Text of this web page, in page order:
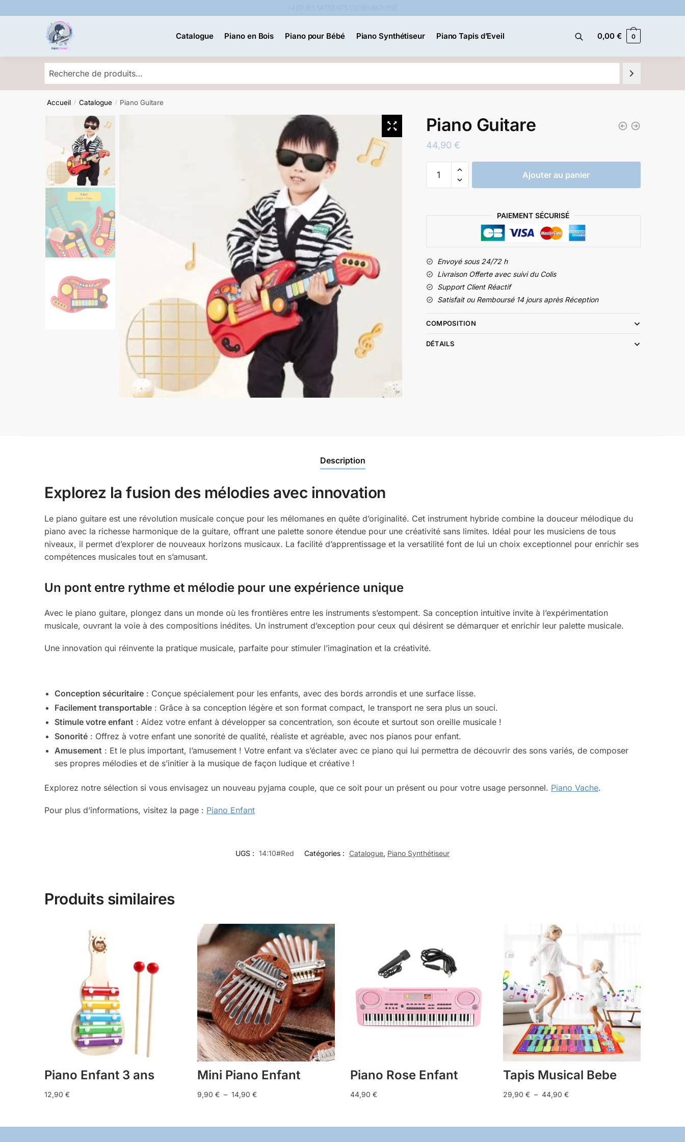
to
to
Catalogue Piano en Bois Piano pour Bébé Piano Synthétiseur Piano Tapis d’Eveil 0,00€ 0
Accueil / Catalogue / Piano Guitare
Piano Guitare
44,90 €
Ajouter au panier
PAIEMENT SÉCURISÉ
Envoyé sous 24/72 h
Livraison Offerte avec suivi du Colis
Support Client Réactif
Satisfait ou Remboursé 14 jours après Réception
COMPOSITION
DÉTAILS
Description
Explorez la fusion des mélodies avec innovation
Le piano guitare est une révolution musicale conçue pour les mélomanes en quête d’originalité. Cet instrument hybride combine la douceur mélodique du
piano avec la richesse harmonique de la guitare, offrant une palette sonore étendue pour une créativité sans limites. Idéal pour les musiciens de tous
niveaux, il permet d’explorer de nouveaux horizons musicaux. La facilité d’apprentissage et la versatilité font de lui un choix exceptionnel pour enrichir ses
compétences musicales tout en s’amusant.
Un pont entre rythme et mélodie pour une expérience unique
Avec le piano guitare, plongez dans un monde où les frontières entre les instruments s’estompent. Sa conception intuitive invite à l’expérimentation
musicale, ouvrant la voie à des compositions inédites. Un instrument d’exception pour ceux qui désirent se démarquer et enrichir leur palette musicale.
Une innovation qui réinvente la pratique musicale, parfaite pour stimuler l’imagination et la créativité.
Conception sécuritaire : Conçue spécialement pour les enfants, avec des bords arrondis et une surface lisse.
Facilement transportable : Grâce à sa conception légère et son format compact, le transport ne sera plus un souci.
Stimule votre enfant : Aidez votre enfant à développer sa concentration, son écoute et surtout son oreille musicale !
Sonorité : Offrez à votre enfant une sonorité de qualité, réaliste et agréable, avec nos pianos pour enfant.
Amusement : Et le plus important, l’amusement ! Votre enfant va s’éclater avec ce piano qui lui permettra de découvrir des sons variés, de composer
ses propres mélodies et de s’initier à la musique de façon ludique et créative !
Explorez notre sélection si vous envisagez un nouveau pyjama couple, que ce soit pour un présent ou pour votre usage personnel. Piano Vache.
Pour plus d’informations, visitez la page : Piano Enfant
UGS : 14:10#Red Catégories : Catalogue, Piano Synthétiseur
Produits similaires
Piano Enfant 3 ans
12,90€
produit
Mini Piano Enfant
9,90 € – 14,90 €Plage
9,90 €
produit
Piano Rose Enfant
44,90 €
Tapis Musical Bebe
29,90 € – 44,90 €Plage
29,90 €
produit